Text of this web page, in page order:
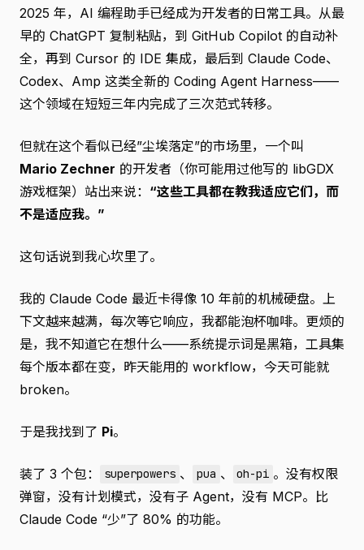
2025 年，AI 编程助手已经成为开发者的日常工具。从最
早的 ChatGPT 复制粘贴，到 GitHub Copilot 的自动补
全，再到 Cursor 的 IDE 集成，最后到 Claude Code、
Codex、Amp 这类全新的 Coding Agent Harness——
这个领域在短短三年内完成了三次范式转移。
但就在这个看似已经”尘埃落定”的市场里，一个叫
Mario Zechner 的开发者（你可能用过他写的 libGDX
游戏框架）站出来说： “这些工具都在教我适应它们，而
不是适应我。”
这句话说到我心坎里了。
我的 Claude Code 最近卡得像 10 年前的机械硬盘。上
下文越来越满，每次等它响应，我都能泡杯咖啡。更烦的
是，我不知道它在想什么——系统提示词是黑箱，工具集
每个版本都在变，昨天能用的 workflow，今天可能就
broken。
于是我找到了 Pi。
装了 3 个包： superpowers 、 pua 、 oh-pi 。没有权限
弹窗，没有计划模式，没有子 Agent，没有 MCP。比
Claude Code “少”了 80% 的功能。